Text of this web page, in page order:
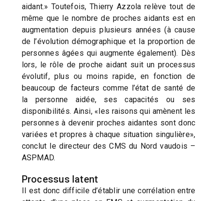
aidant.» Toutefois, Thierry Azzola relève tout de
même que le nombre de proches aidants est en
augmentation depuis plusieurs années (à cause
de l’évolution démographique et la proportion de
personnes âgées qui augmente également). Dès
lors, le rôle de proche aidant suit un processus
évolutif, plus ou moins rapide, en fonction de
beaucoup de facteurs comme l’état de santé de
la personne aidée, ses capacités ou ses
disponibilités. Ainsi, «les raisons qui amènent les
personnes à devenir proches aidantes sont donc
variées et propres à chaque situation singulière»,
conclut le directeur des CMS du Nord vaudois –
ASPMAD.
Processus latent
Il est donc difficile d’établir une corrélation entre